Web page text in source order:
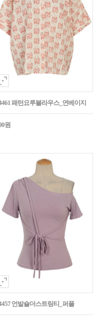
패턴요루블라우스_연베이지
원
언발숄더스트링티_퍼플